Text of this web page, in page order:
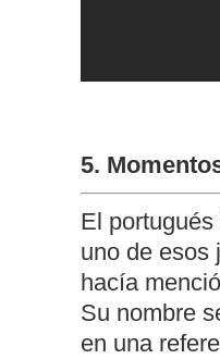
5.
El
uno de esos
hacía
Su nombre
en una